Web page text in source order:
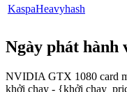
KaspaHeavyhash
Ngày phát hành
NVIDIA GTX 1080 card
khởi chạy - {khởi